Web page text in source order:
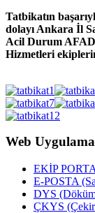
Tatbikatın
dolayı Ankara İl
Acil Durum
Hizmetleri
Web
EKİP
E-POSTA
DYS
ÇKYS